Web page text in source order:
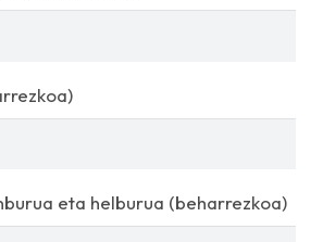
eta helburua (beharrezkoa)